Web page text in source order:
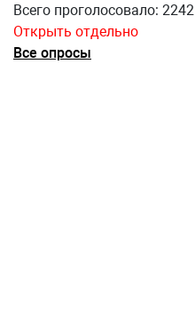
Всего проголосовало: 2242
Открыть отдельно
Все опросы